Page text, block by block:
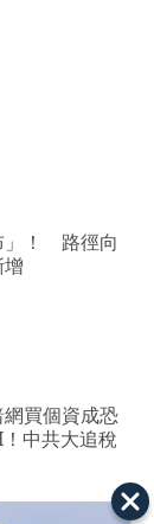
」！ 路徑向
買個資成恐
中共大追稅